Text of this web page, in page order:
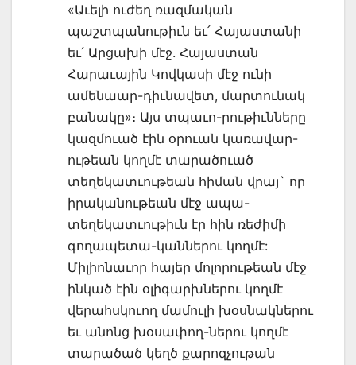
«Աւելի ուժեղ ռազմական
պաշտպանութիւն եւ՛ Հայաստանի
եւ՛ Արցախի մէջ. Հայաստան
Հարաւային Կովկասի մէջ ունի
ամենաար-դիւնավետ, մարտունակ
բանակը»։ Այս տպաւո-րութիւնները
կազմուած էին օրուան կառավար-
ութեան կողմէ տարածուած
տեղեկատւութեան հիման վրայ` որ
իրականութեան մէջ ապա-
տեղեկատւութիւն էր հին ռեժիմի
գողապետա-կաններու կողմէ:
Միլիոնաւոր հայեր մոլորութեան մէջ
ինկած էին օլիգարխներու կողմէ
վերահսկուող մամուլի խօսնակներու
եւ անոնց խօսափող-ներու կողմէ
տարածած կեղծ քարոզչութան